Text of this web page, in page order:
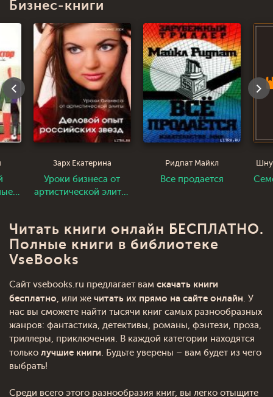
Бизнес-книги
Зарх Екатерина
Уроки бизнеса от
артистической элиты.
Ридпат Майкл
Все продается
Читать книги онлайн БЕСПЛАТНО.
Полные книги в библиотеке
VseBooks
Сайт vsebooks.ru предлагает вам скачать книги
бесплатно, или же читать их прямо на сайте онлайн. У
нас вы сможете найти тысячи книг самых разнообразных
жанров: фантастика, детективы, романы, фэнтези, проза,
триллеры, приключения. В каждой категории находятся
только лучшие книги. Будьте уверены – вам будет из чего
выбрать!
Среди всего этого разнообразия книг, вы легко отыщите